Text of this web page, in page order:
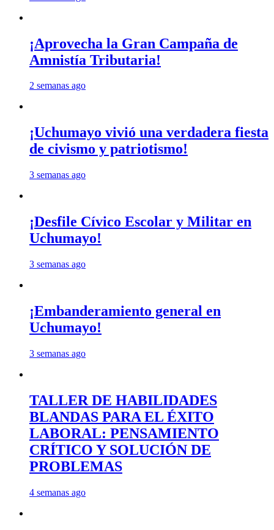
¡Aprovecha la Gran Campaña de
Amnistía Tributaria!
2 semanas ago
¡Uchumayo vivió una verdadera fiesta
de civismo y patriotismo!
3 semanas ago
¡Desfile Cívico Escolar y Militar en
Uchumayo!
3 semanas ago
¡Embanderamiento general en
Uchumayo!
3 semanas ago
TALLER DE HABILIDADES
BLANDAS PARA EL ÉXITO
LABORAL: PENSAMIENTO
CRÍTICO Y SOLUCIÓN DE
PROBLEMAS
4 semanas ago